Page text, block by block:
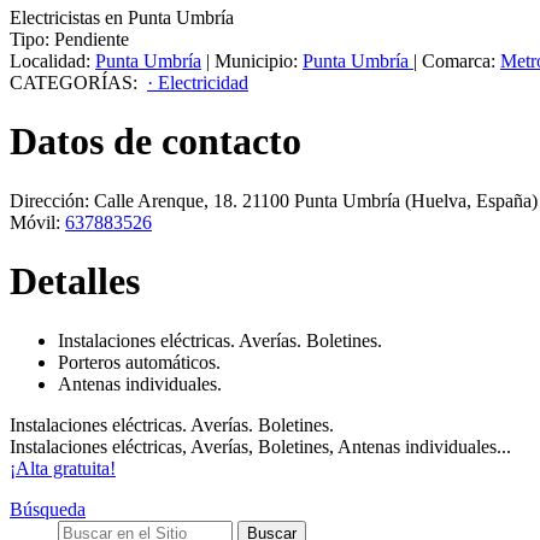
Electricistas en Punta Umbría
Tipo: Pendiente
Localidad: Punta Umbría | Municipio: Punta Umbría | Comarca:
CATEGORÍAS: · Electricidad
Datos de contacto
Dirección: Calle Arenque, 18. 21100 Punta Umbría (Huelva, España)
Móvil: 637883526
Detalles
Instalaciones eléctricas. Averías. Boletines.
Porteros automáticos.
Antenas individuales.
Instalaciones eléctricas. Averías. Boletines.
Instalaciones eléctricas, Averías, Boletines, Antenas individuales...
¡Alta gratuita!
Búsqueda